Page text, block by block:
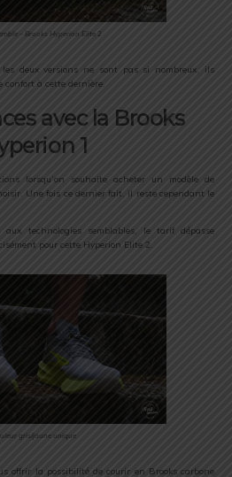
– Brooks Hyperion Elite 2
deux versions ne sont pas si nombreux, ils
confort à cette dernière.
avec la Brooks
1
lorsqu’on souhaite acheter un modèle de
Une fois ce dernier fait, il reste cependant le
aux technologies semblables, le tarif dépasse
pour cette Hyperion Elite 2.
gris/jaune unique
offrir la possibilité de courir en Brooks carbone